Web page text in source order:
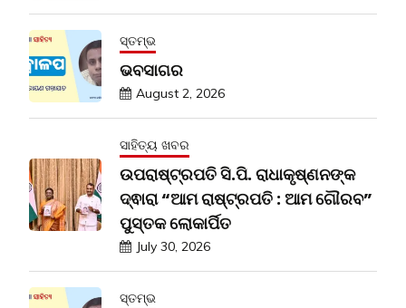
ସ୍ତମ୍ଭ
ଭବସାଗର
August 2, 2026
ସାହିତ୍ୟ ଖବର
ଉପରାଷ୍ଟ୍ରପତି ସି.ପି. ରାଧାକୃଷ୍ଣନଙ୍କ
ଦ୍ଵାରା “ଆମ ରାଷ୍ଟ୍ରପତି : ଆମ ଗୌରବ”
ପୁସ୍ତକ ଲୋକାର୍ପିତ
July 30, 2026
ସ୍ତମ୍ଭ